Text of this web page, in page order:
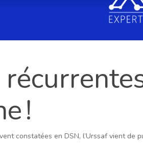
!
constatées en DSN, l’Urssaf vient